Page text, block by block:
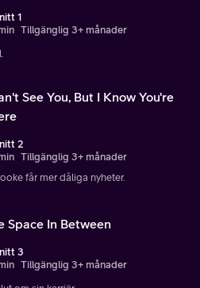
1
Tillgänglig 3+ månader
See You, But I Know You're
2
Tillgänglig 3+ månader
får mer dåliga nyheter.
Space In Between
3
Tillgänglig 3+ månader